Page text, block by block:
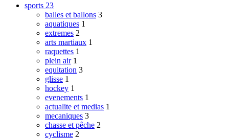
sports 23
balles et ballons 3
aquatiques 1
extremes 2
arts martiaux 1
raquettes 1
plein air 1
equitation 3
glisse 1
hockey 1
evenements 1
actualite et medias 1
mecaniques 3
chasse et pêche 2
cyclisme 2